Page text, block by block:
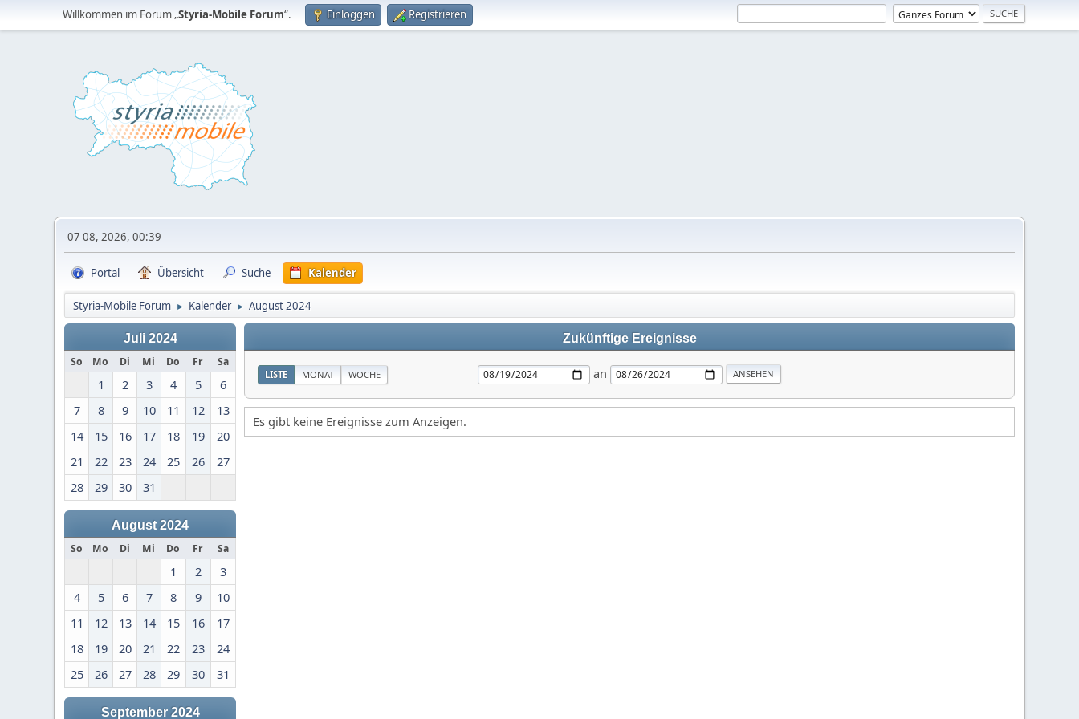
Willkommen im Forum „Styria-Mobile Forum“. Einloggen Registrieren
07 08, 2026, 00:39
Portal Übersicht Suche Kalender
Styria-Mobile Forum ► Kalender ► August 2024
Juli 2024
So Mo Di Mi Do Fr Sa
1 2 3 4 5
6
7
8 9 10 11 12
13
14
15 16 17 18 19
20
21
22 23 24 25 26
27
28
29 30 31
August 2024
So Mo Di Mi Do Fr Sa
1 2
3
4
5 6 7 8 9
10
11
12 13 14 15 16
17
18
19 20 21 22 23
24
25
26 27 28 29 30 31
September 2024
Zukünftige Ereignisse
LISTE MONAT WOCHE an
Es gibt keine Ereignisse zum Anzeigen.